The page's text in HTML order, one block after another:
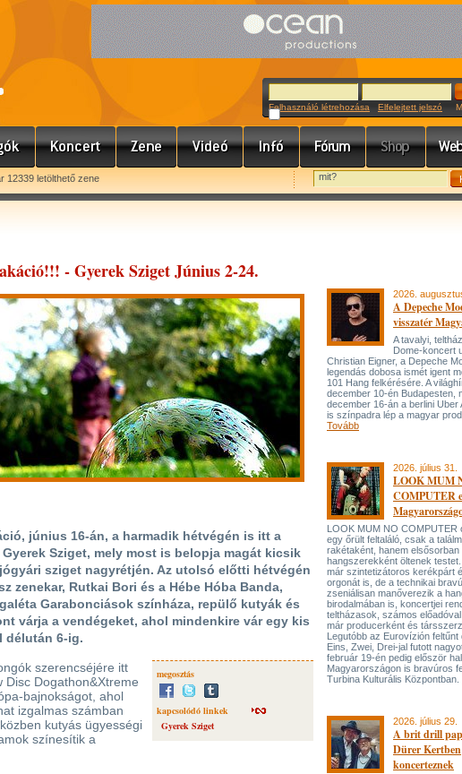
Felhasználó létrehozása Elfelejtett jelszó
12339 letölthető zene
- Gyerek Sziget Június 2-24.
június 16-án, a harmadik hétvégén is itt a
Sziget, mely most is belopja magát kicsik
sziget nagyrétjén. Az utolsó előtti hétvégén
zenekar, Rutkai Bori és a Hébe Hóba Banda,
Garabonciások színháza, repülő kutyák és
várja a vendégeket, ahol mindenkire vár egy kis
délután 6-ig.
megosztás
kapcsolódó linkek
Gyerek Sziget
szerencséjére itt
Disc Dogathon&Xtreme
bajnokságot, ahol
izgalmas számban
kutyás ügyességi
színesítik a
2026.
A Depeche
visszatér
A tavalyi,
Dome-koncert
Christian Eigner, a Depeche
legendás dobosa ismét igent
101 Hang felkérésére. A
december 10-én Budapesten,
december 16-án a berlini Uber
is színpadra lép a magyar
Tovább
2026. július 31.
LOOK MUM
COMPUTER
LOOK MUM NO COMPUTER
egy őrült feltaláló, csak a
rakétaként, hanem elsősorban
hangszerekként öltenek
már szintetizátoros kerékpárt
orgonát is, de a technikai
zseniálisan manőverezik a
birodalmában is, koncertjei
teltházasok, számos
már producerként és
Legutóbb az Eurovízión feltűnt
Eins, Zwei, Drei-jal futott
február 19-én pedig először
Magyarországon is bravúros
Turbina Kulturális Központban.
2026. július 29.
A brit drill
Dürer Kertben
koncerteznek